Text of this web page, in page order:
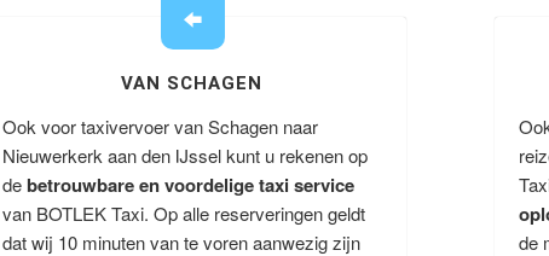
VAN SCHAGEN
Ook voor taxivervoer van Schagen naar
Nieuwerkerk aan den IJssel kunt u rekenen op
debetrouwbare en voordelige taxi service
van BOTLEK Taxi. Op alle reserveringen geldt
dat wij 10 minuten van te voren aanwezig zijn
de